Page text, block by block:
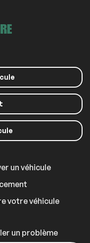
un véhicule
votre véhicule
un problème